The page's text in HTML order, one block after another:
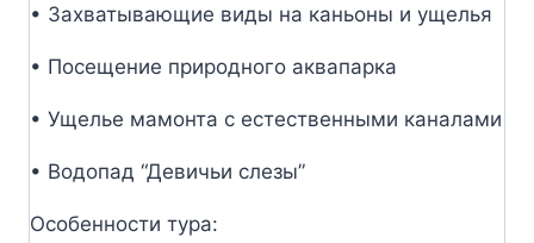
• Захватывающие виды на каньоны и ущелья
• Посещение природного аквапарка
• Ущелье мамонта с естественными каналами
• Водопад “Девичьи слезы”
Особенности тура: